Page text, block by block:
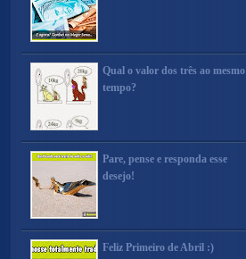
Qual o valor dos três ao mesmo
tempo?
Pare, pense e responda esse
desejo!
Feliz Primeiro de Abril :)